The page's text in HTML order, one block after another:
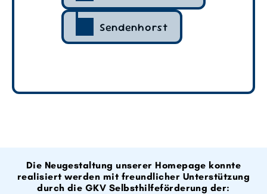
Sendenhorst
Die Neugestaltung unserer Homepage konnte
realisiert werden mit freundlicher Unterstützung
durch die GKV Selbsthilfeförderung der: